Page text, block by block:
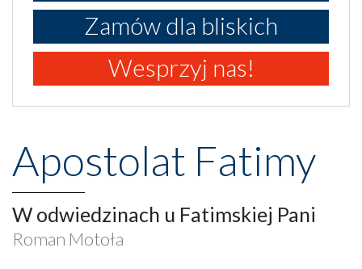
Zamów dla bliskich
Wesprzyj nas!
Apostolat Fatimy
W odwiedzinach u Fatimskiej Pani
Roman Motoła